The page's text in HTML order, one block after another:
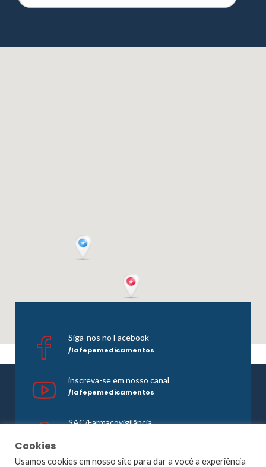
Siga-nos no Facebook
/lafepemedicamentos
inscreva-se em nosso canal
/lafepemedicamentos
SAC/Farmacovigilância
Cookies
Usamos cookies em nosso site para dar a você a experiência